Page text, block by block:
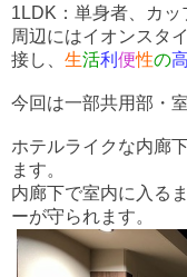
1LDK： 単身者、カッ
周辺にはイオンスタ
接し、 生活利 便性の高
今回は一部共用部・
ホテルライクな内廊
ます。
内廊下で室内に入る
ーが守られます。